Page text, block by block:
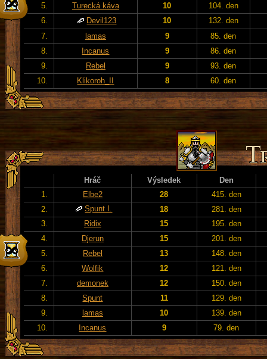
5.
Turecká káva 10
104. den
6.
Devil123 10
132. den
7.
lamas 9
85. den
8.
Incanus 9
86. den
9.
Rebel 9
93. den
10.
Klikoroh_II 8 60. den
Hráč Výsledek
Den
1.
Elbe2 28
415. den
2.
Spunt I. 18
281. den
3.
Ridix 15
195. den
4.
Djerun 15
201. den
5.
Rebel 13
148. den
6.
Wolfik 12
121. den
7.
demonek 12
150. den
8.
Spunt 11
129. den
9.
lamas 10
139. den
10.
Incanus 9 79. den